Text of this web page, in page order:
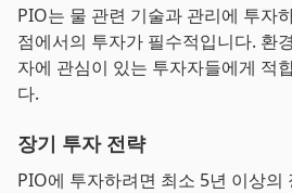
PIO는 물 관련 기술과 관리에 투자
점에서의 투자가 필수적입니다. 환
자에 관심이 있는 투자자들에게 적
다.
장기 투자 전략
PIO에 투자하려면 최소 5년 이상의